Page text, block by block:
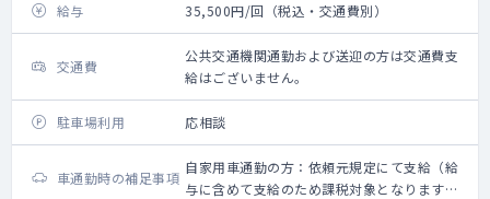
給与
35,500円/回（税込・交通費別）
交通費
公共交通機関通勤および送迎の方は交通費支
給はございません。
駐車場利用 応相談
車通勤時の補足事項
自家用車通勤の方：依頼元規定にて支給（給
与に含めて支給のため課税対象となります。